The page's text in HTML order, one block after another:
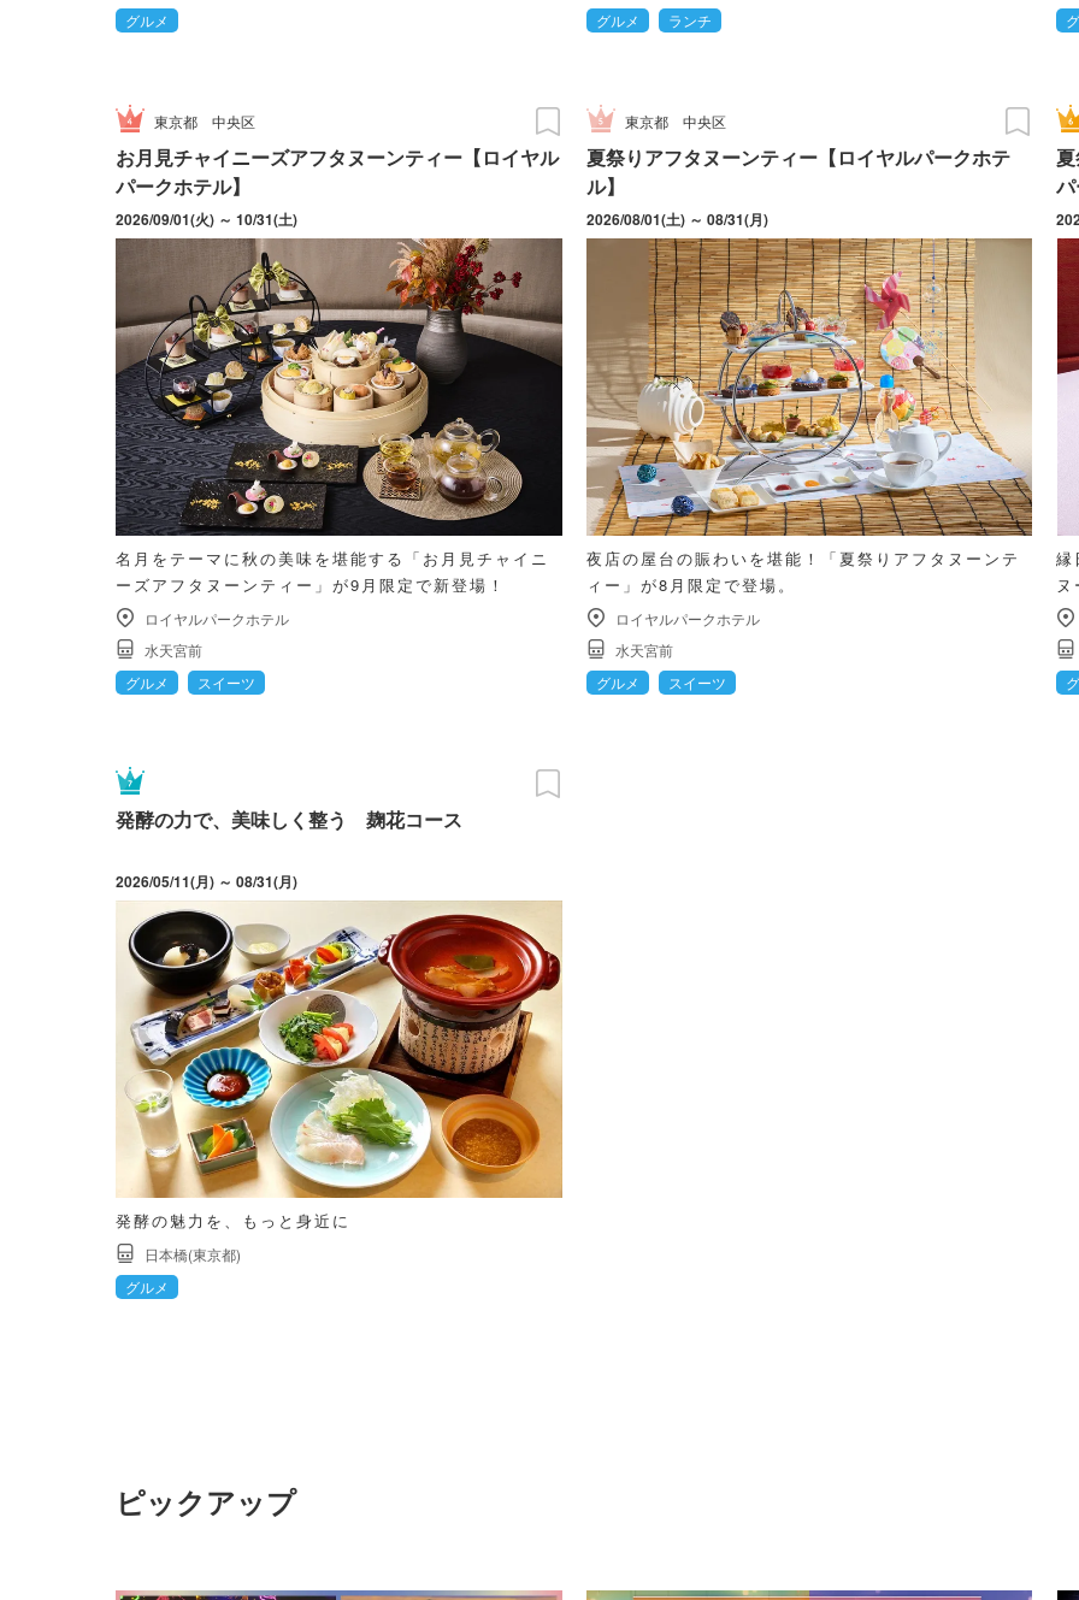
グルメ
グルメ
ランチ
東京都 中央区
お月見チャイニーズアフタヌーンティー【ロイヤル
パークホテル】
2026/09/01(火) ～ 10/31(土)
名月をテーマに秋の美味を堪能する「お月見チャイニ
ーズアフタヌーンティー」が9月限定で新登場！
ロイヤルパークホテル
水天宮前
グルメ
スイーツ
東京都中央区
夏祭りアフタヌーンティー【ロイヤルパークホテ
ル】
2026/08/01(土) ～ 08/31(月)
夜店の屋台の賑わいを堪能！「夏祭りアフタヌーンテ
ィー」が8月限定で登場。
ロイヤルパークホテル
水天宮前
グルメ
スイーツ
縁
発酵の力で、美味しく整う 麹花コース
2026/05/11(月) ～ 08/31(月)
発酵の魅力を、もっと身近に
日本橋(東京都)
グルメ
ピックアップ